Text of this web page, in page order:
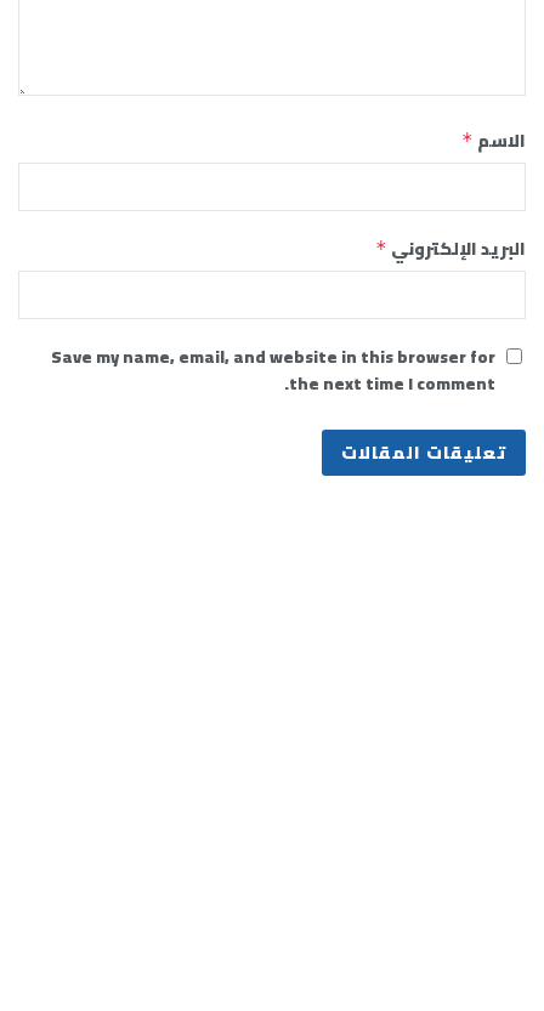
الاسم *
البريد الإلكتروني *
Save my name, email, and website in this browser for
the next time I comment.